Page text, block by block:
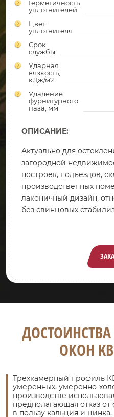
Герметичность
уплотнителей
Цвет
уплотнителя
Срок
службы
Ударная
вязкость,
кДж/м2
Удаление
фурнитурного
паза, мм
ОПИСАНИЕ:
Актуально для
загородной
построек, подъездов,
производственных
лаконичный дизайн,
без свинцовых
ОКОН
Трехкамерный профиль
умеренных, умеренно-
производстве
предполагающая отказ
в пользу кальция и